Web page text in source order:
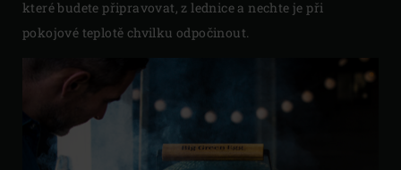
které budete připravovat, z lednice a nechte je při
pokojové teplotě chvilku odpočinout.